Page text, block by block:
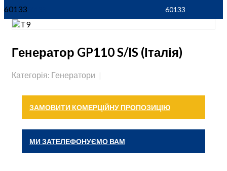
60133
Генератор GP110 S/IS (Італія)
Категорія: Генератори
ЗАМОВИТИ КОМЕРЦІЙНУ ПРОПОЗИЦІЮ
МИ ЗАТЕЛЕФОНУЄМО ВАМ